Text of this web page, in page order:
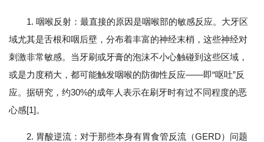
1. 咽喉反射：最直接的原因是咽喉部的敏感反应。大牙区
域尤其是舌根和咽后壁，分布着丰富的神经末梢，这些神经对
刺激非常敏感。当牙刷或牙膏的泡沫不小心触碰到这些区域，
或是力度稍大，都可能触发咽喉的防御性反应——即“呕吐”反
应。据研究，约30%的成年人表示在刷牙时有过不同程度的恶
心感[1]。
2. 胃酸逆流：对于那些本身有胃食管反流（GERD）问题